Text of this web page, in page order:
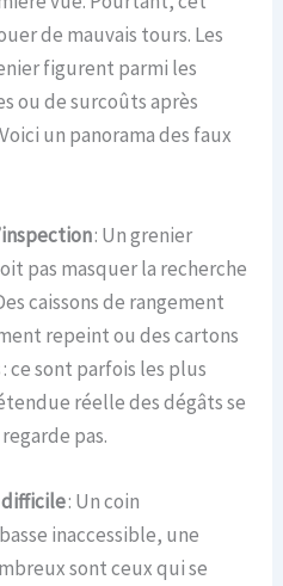
de mauvais tours. Les
figurent parmi les
ou de surcoûts après
un panorama des faux
: Un grenier
pas masquer la recherche
caissons de rangement
repeint ou des cartons
sont parfois les plus
réelle des dégâts se
pas.
difficile: Un coin
inaccessible, une
sont ceux qui se